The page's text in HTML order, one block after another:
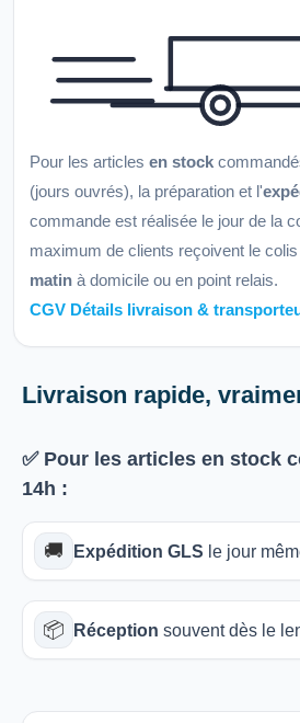
Pour les articles en stock
(jours ouvrés), la préparation et l'
commande est réalisée le jour de la
maximum de clients reçoivent le colis
matin à domicile ou en point relais.
CGV Détails livraison &
Livraison rapide,
✅ Pour les articles en stock
14h :
🚚 Expédition GLS le jour
📦 Réception souvent dès le